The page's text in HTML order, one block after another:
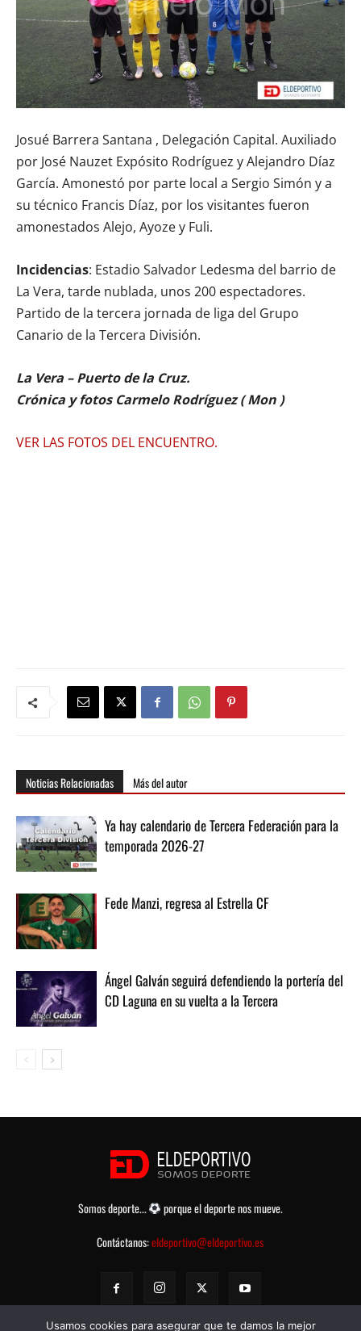
Josué Barrera Santana , Delegación Capital. Auxiliado
por José Nauzet Expósito Rodríguez y Alejandro Díaz
García. Amonestó por parte local a Sergio Simón y a
su técnico Francis Díaz, por los visitantes fueron
amonestados Alejo, Ayoze y Fuli.
Incidencias: Estadio Salvador Ledesma del barrio de
La Vera, tarde nublada, unos 200 espectadores.
Partido de la tercera jornada de liga del Grupo
Canario de la Tercera División.
La Vera – Puerto de la Cruz.
Crónica y fotos Carmelo Rodríguez ( Mon )
VER LAS FOTOS DEL ENCUENTRO.
Noticias Relacionadas Más del autor
Ya hay calendario de Tercera Federación para la
temporada 2026-27
Fede Manzi, regresa al Estrella CF
Ángel Galván seguirá defendiendo la portería del
CD Laguna en su vuelta a la Tercera
Somos deporte...
porque el deporte nos mueve.
Contáctanos:eldeportivo@eldeportivo.es
Usamos cookies para asegurar que te damos la mejor